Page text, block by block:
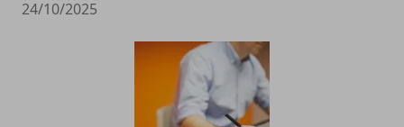
24/10/2025